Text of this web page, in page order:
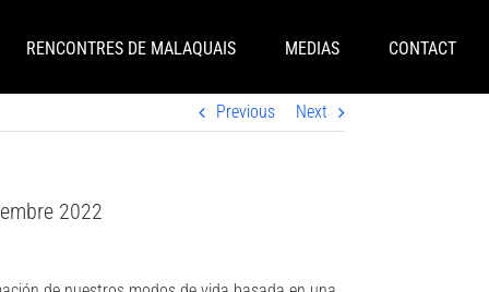
RENCONTRES DE MALAQUAIS MEDIAS CONTACT
Previous Next
2022